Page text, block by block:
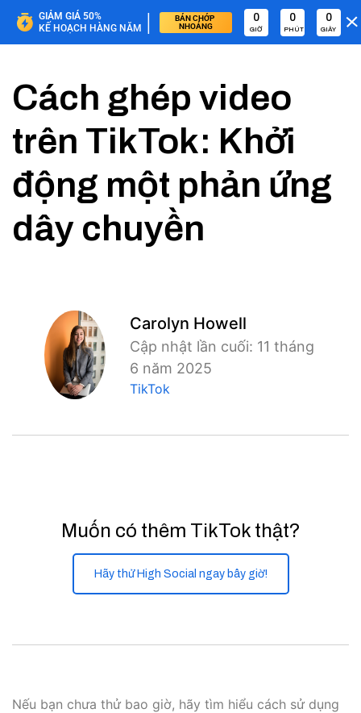
GIẢM GIÁ 50%
KẾ HOẠCH HÀNG NĂM |
BÁN CHỚP
NHOÁNG
0
GIỜ
0
PHÚT
0
GIÂY
Cách ghép video
trên TikTok: Khởi
động một phản ứng
dây chuyền
Carolyn Howell
Cập nhật lần cuối: 11 tháng
6 năm 2025
TikTok
Muốn có thêm TikTok thật?
Hãy thử High Social ngay bây giờ!
Nếu bạn chưa thử bao giờ, hãy tìm hiểu cách sử dụng